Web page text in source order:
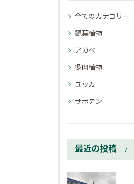
全てのカテゴリー
観葉植物
アガベ
多肉植物
ユッカ
サボテン
最近の投稿